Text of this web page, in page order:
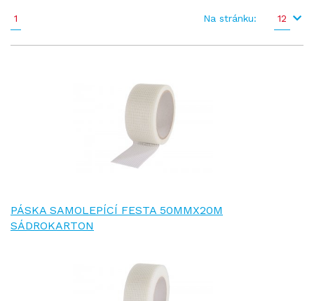
1 Na stránku: 12
PÁSKA SAMOLEPÍCÍ FESTA 50MMX20M
SÁDROKARTON